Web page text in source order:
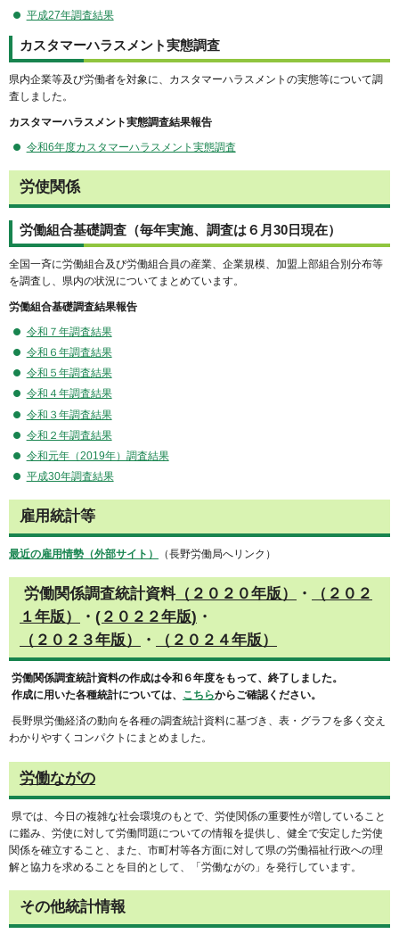
平成27年調査結果
カスタマーハラスメント実態調査
県内企業等及び労働者を対象に、カスタマーハラスメントの実態等について調
査しました。
カスタマーハラスメント実態調査結果報告
令和6年度カスタマーハラスメント実態調査
労使関係
労働組合基礎調査（毎年実施、調査は６月30日現在）
全国一斉に労働組合及び労働組合員の産業、企業規模、加盟上部組合別分布等
を調査し、県内の状況についてまとめています。
労働組合基礎調査結果報告
令和７年調査結果
令和６年調査結果
令和５年調査結果
令和４年調査結果
令和３年調査結果
令和２年調査結果
令和元年（2019年）調査結果
平成30年調査結果
雇用統計等
最近の雇用情勢（外部サイト） （長野労働局へリンク）
労働関係調査統計資料（２０２０年版） ・
（２０２
１年版）
・ (２０２２年版) ・
（２０２３年版）
・ （２０２４年版）
労働関係調査統計資料の作成は令和６年度をもって、終了しました。
作成に用いた各種統計については、 こちらからご確認ください。
長野県労働経済の動向を各種の調査統計資料に基づき、表・グラフを多く交え
わかりやすくコンパクトにまとめました。
労働ながの
県では、今日の複雑な社会環境のもとで、労使関係の重要性が増していること
に鑑み、労使に対して労働問題についての情報を提供し、健全で安定した労使
関係を確立すること、また、市町村等各方面に対して県の労働福祉行政への理
解と協力を求めることを目的として、「労働ながの」を発行しています。
その他統計情報